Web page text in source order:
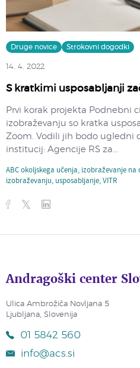
Druge novice Strokovni dogodki
14. 4. 2022
S kratkimi usposabljanji
Prvi korak projekta Podnebni
izobraževanju so kratka
Zoom. Vodili jih bodo ugledni
institucij: Agencije RS za...
ABC okoljskega učenja, izobraževanje na
izobraževanju, usposabljanje,VITR
Andragoški center
Ulica Ambrožiča Novljana 5
Ljubljana, Slovenija
01 5842 560
info@acs.si